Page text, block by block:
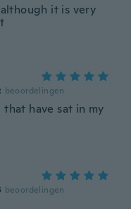
it is very
beoordelingen
have sat in my
beoordelingen